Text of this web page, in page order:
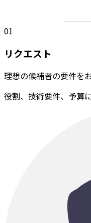
01
リクエスト
理想の候補者の要件を
役割、技術要件、予算